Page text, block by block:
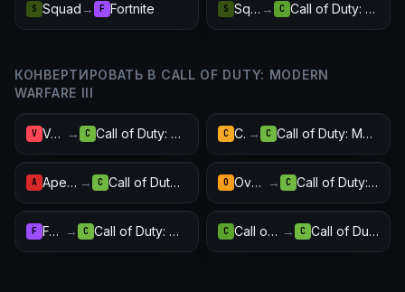
S Squad → F Fortnite S Squad → C Call of Duty: Warzone
КОНВЕРТИРОВАТЬ В CALL OF DUTY: MODERN
WARFARE III
V Valorant → C Call of Duty: Modern Warfare III C CS2→ C Call of Duty: Modern Warfare III
A Apex Legends → C Call of Duty: Modern Warfare III O Overwatch 2 → C Call of Duty: Modern Warfare III
F Fortnite → C Call of Duty: Modern Warfare III C Call of Duty: Warzone → C Call of Duty: Modern Warfare III